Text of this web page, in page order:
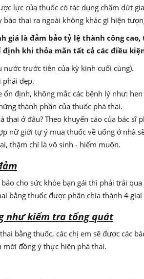
lực của thuốc có tác dụng chấm dứt
thai ra ngoài không khác gì hiện
giá là đảm bảo tỷ lệ thành công
định khi thỏa mãn tất cả các điều
trước tiên của kỳ kinh cuối cùng).
phái đẹp.
định, không mắc các bệnh lý như:
thành phần của thuốc phá thai.
thai ở đâu? Theo khuyến cáo của bác
nữ giới tự ý mua thuốc về uống ở
thậm chí là vô sinh - hiếm muộn.
cho sức khỏe bạn gái thì phải trải
bằng thuốc được phân chia thành 4 giai
như kiểm tra tổng quát
bằng thuốc, các chị em sẽ được các
đồng ý thực hiện phá thai.